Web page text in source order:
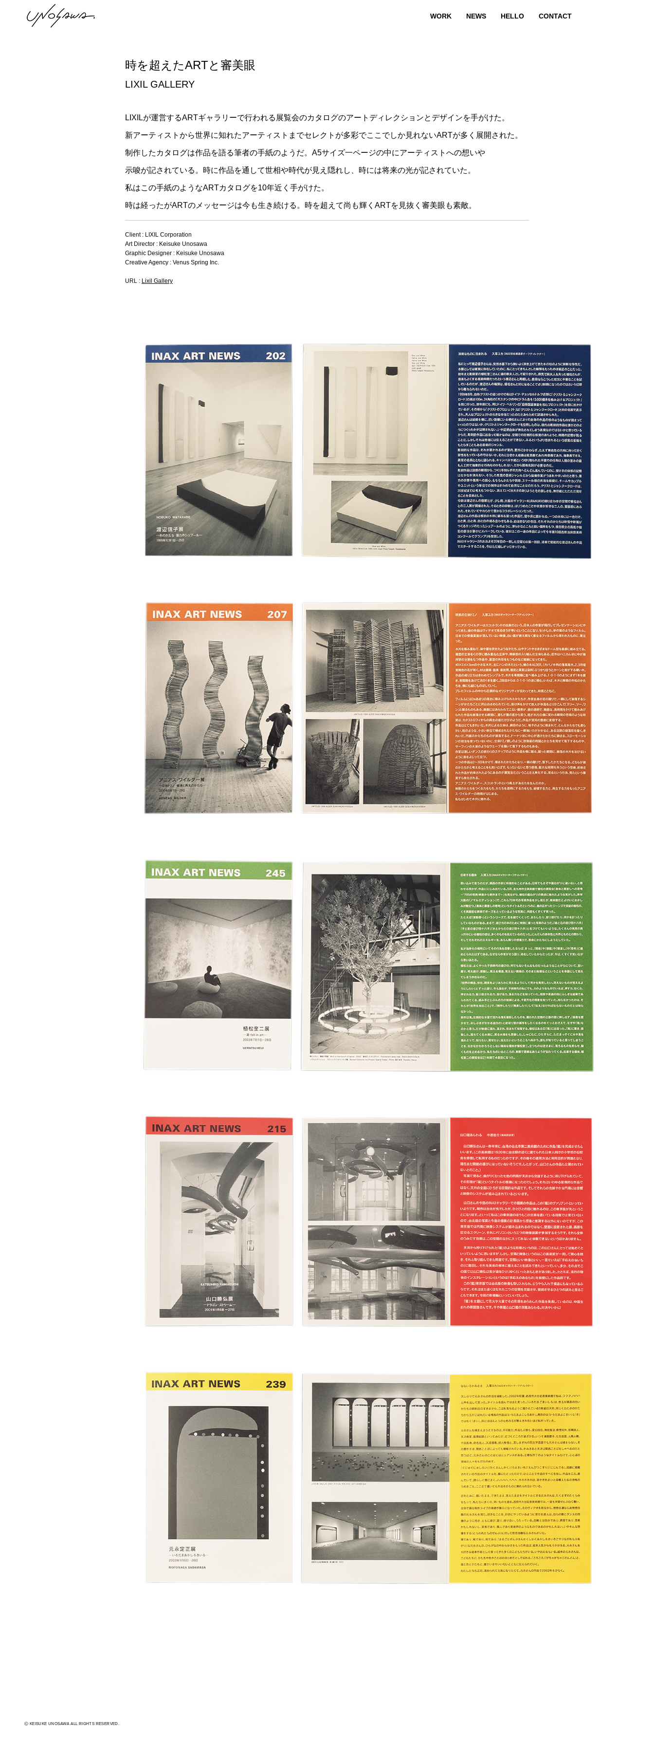
WORK NEWS HELLO CONTACT
時を超えたARTと審美眼
LIXIL GALLERY
LIXILが運営するARTギャラリーで行われる展覧会のカタログのアートディレクションとデザインを手がけた。
新アーティストから世界に知れたアーティストまでセレクトが多彩でここでしか見れないARTが多く展開された。
制作したカタログは作品を語る筆者の手紙のようだ。A5サイズ一ページの中にアーティストへの想いや
示唆が記されている。時に作品を通して世相や時代が見え隠れし、時には将来の光が記されていた。
私はこの手紙のようなARTカタログを10年近く手がけた。
時は経ったがARTのメッセージは今も生き続ける。時を超えて尚も輝くARTを見抜く審美眼も素敵。
Client : LIXIL Corporation
Art Director : Keisuke Unosawa
Graphic Designer : Keisuke Unosawa
Creative Agency : Venus Spring Inc.
URL : Lixil Gallery
Ⓒ KEISUKE UNOSAWA ALL RIGHTS RESERVED.